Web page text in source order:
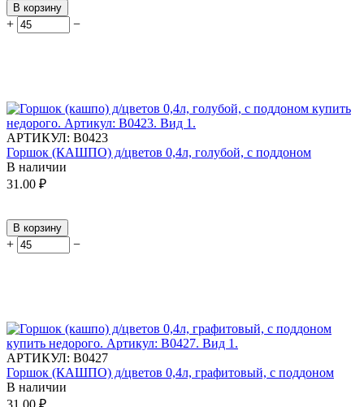
В корзину
+ −
АРТИКУЛ: В0423
Горшок (КАШПО) д/цветов 0,4л, голубой, с поддоном
В наличии
31.00 ₽
В корзину
+ −
АРТИКУЛ: В0427
Горшок (КАШПО) д/цветов 0,4л, графитовый, с поддоном
В наличии
31.00 ₽